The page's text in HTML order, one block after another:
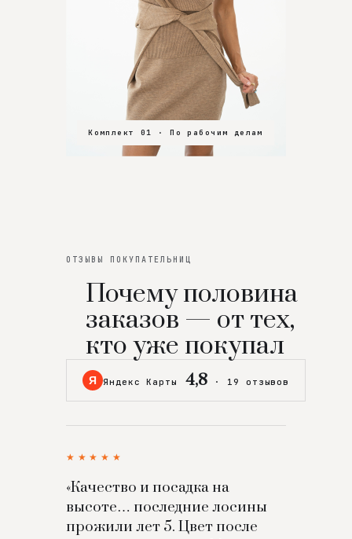
Комплект 01 · По рабочим делам
Комплект 02 · В зал
Комплект 03 · На особенный вечер
ОТЗЫВЫ ПОКУПАТЕЛЬНИЦ
Почему половина
заказов — от тех,
кто уже покупал
Я Яндекс Карты 4,8 · 19 отзывов
★★★★★
«Качество и посадка на
высоте… последние лосины
прожили лет 5. Цвет после